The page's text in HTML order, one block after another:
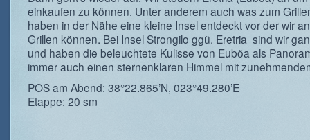
einkaufen zu können. Unter anderem auch was zum
haben in der Nähe eine kleine Insel entdeckt vor der wir
Grillen können. Bei Insel Strongilo ggü. Eretria sind wir
und haben die beleuchtete Kulisse von Euböa als
immer auch einen sternenklaren Himmel mit
POS am Abend: 38°22.865’N, 023°49.280’E
Etappe: 20 sm